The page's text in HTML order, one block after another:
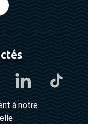
à notre